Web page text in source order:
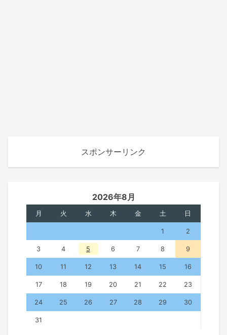
スポンサーリンク
2026年8月
月 火 水 木 金 土 日
1 2
3 4 5 6 7 8 9
10 11 12 13 14 15 16
17 18 19 20 21 22 23
24 25 26 27 28 29 30
31